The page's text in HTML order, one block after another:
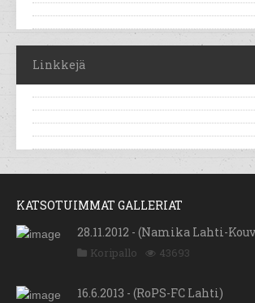
Linkkejä
KATSOTUIMMAT GALLERIAT
28.11.2012 - (Namika Lahti-
Koripallo 43693
16.6.2013 - (RoPS-FC Lahti)